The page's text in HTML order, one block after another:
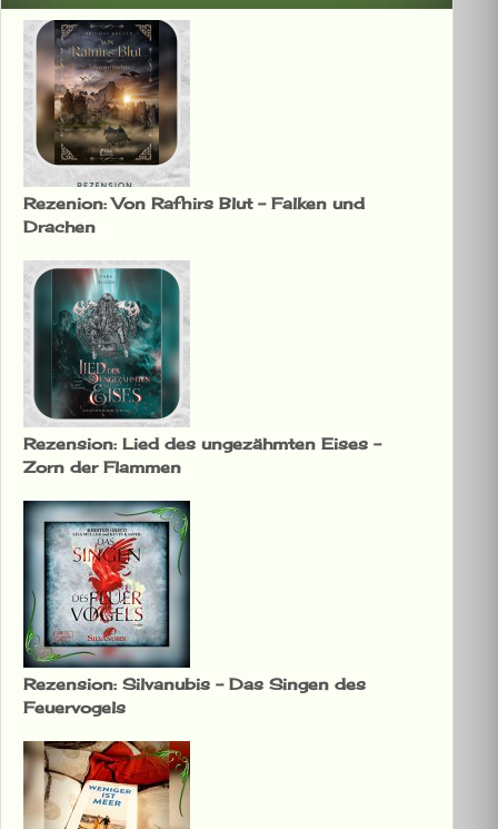
Rezenion: Von Rafnirs Blut – Falken und
Drachen
Rezension: Lied des ungezähmten Eises –
Zorn der Flammen
Rezension: Silvanubis – Das Singen des
Feuervogels